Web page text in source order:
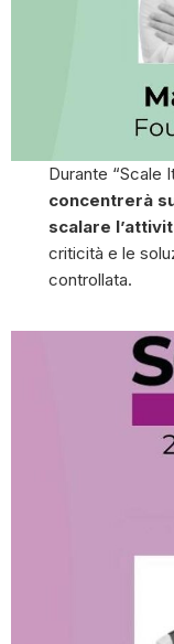
Durante “Scale
concentrerà
scalare
criticità e le
controllata.